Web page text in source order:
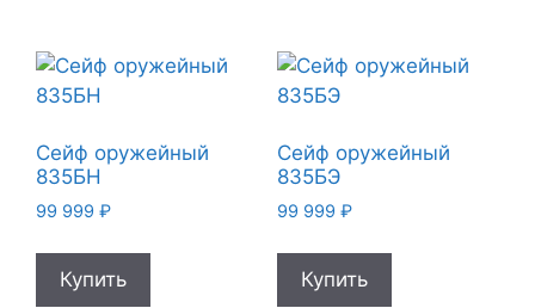
Сейф оружейный
835БН
99 999 ₽
Купить
Сейф оружейный
835БЭ
99 999 ₽
Купить